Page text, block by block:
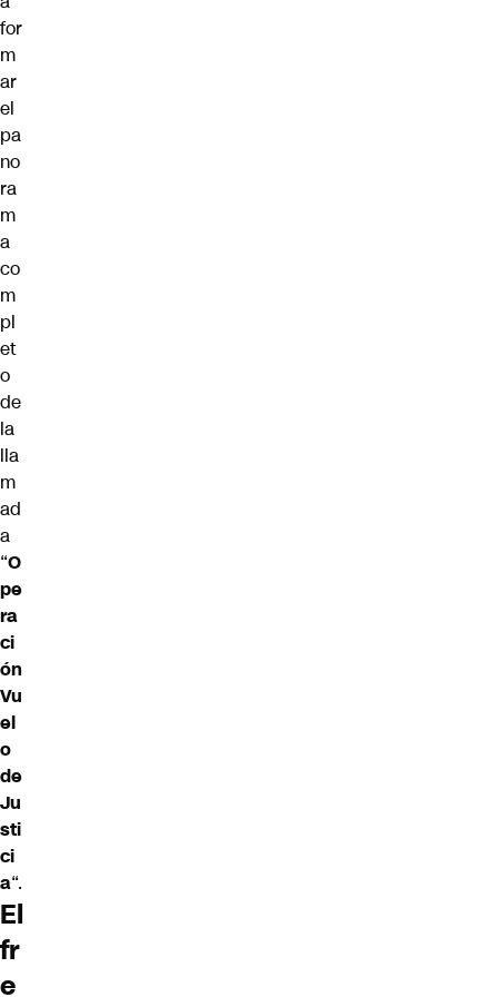
for
m
ar
el
pa
no
ra
m
a
co
m
pl
et
o
de
la
lla
m
ad
a
“O
pe
ra
ci
ón
Vu
el
o
de
Ju
sti
ci
a“.
El
fr
e